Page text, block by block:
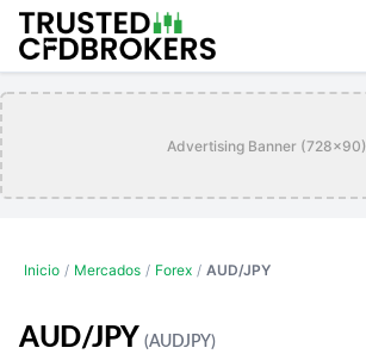
Advertising Banner (728x90)
Inicio / Mercados / Forex / AUD/JPY
AUD/JPY(AUDJPY)